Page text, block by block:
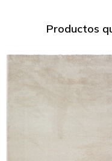
Productos